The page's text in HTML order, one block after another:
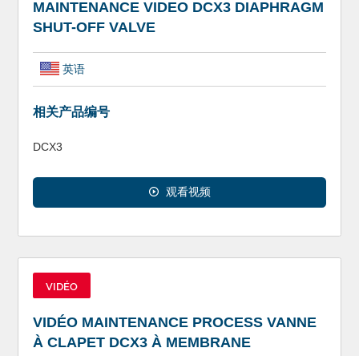
MAINTENANCE VIDEO DCX3 DIAPHRAGM
SHUT-OFF VALVE
英语
相关产品编号
DCX3
观看视频
VIDÉO
VIDÉO MAINTENANCE PROCESS VANNE
À CLAPET DCX3 À MEMBRANE